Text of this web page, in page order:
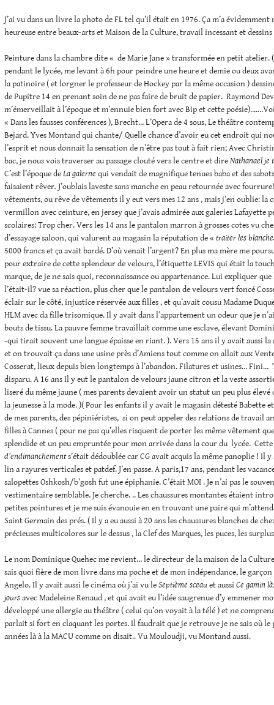
J’ai vu dans un livre la photo de FL tel qu’il était en 1976. Ça m’a évidemment
heureuse entre beaux-arts et Maison de la Culture, travail incessant et
Peinture dans la chambre dite « de Marie Jane » transformée en petit atelier.
pendant le lycée, me levant à 6h pour peindre une heure et demie ou deux
la patinoire ( et lorgner le professeur de Hockey par la même occasion )
de Pupitre 14 en prenant soin de ne pas faire de bruit de papier. Raymond
m’émerveillait à l’époque et m’ennuie bien fort avec Bip et cette
« Dans les fausses conférences ), Brecht… L’Opera de 4 sous, Le théâtre
Bejard. Yves Montand qui chante/ Quelle chance d’avoir eu cet endroit qui
l’esprit et nous donnait la sensation de n’être pas tout à fait rien; Avec
bac, je nous vois traverser au passage clouté vers le centre et direNathanael je
C’est l’époque deLa galerne qui vendait de magnifique tenues baba et des
faisaient rêver. J’oublais laveste sans manche en peau retournée avec
vêtements, ou rêve de vêtements il y eut vers mes 12 ans , mais j’en oublie: la
vermillon avec ceinture, en jersey que j’avais admirée aux galeries Lafayette
scolaires: Trop cher. Vers les 14 ans le pantalon marron à grosses cotes vu
d’essayage saloon, qui valurent au magasin la réputation de « traiter les
5000 francs et ça avait bardé. D’où venait l’argent? En plus ma mère me
pour extraire de cette splendeur de velours, l’étiquette LEVIS qui était la
marque, de je ne sais quoi, reconnaissance ou appartenance. Lui expliquer
l’était-il? vue sa réaction, plus cher que le pantalon de velours vert foncé
éclair sur le côté, injustice réservée aux filles , et qu’avait cousu Madame
HLM avec da fille trisomique. Il y avait dans l’appartement un odeur que je
bouts de tissu. La pauvre femme travaillait comme une esclave, élevant
-qui tirait souvent une langue épaisse en riant. ). Vers 15 ans il y avait aussi la
et on trouvait ça dans une usine près d’Amiens tout comme on allait aux
Cosserat, lieux depuis bien longtemps à l’abandon. Filatures et usines… Fini…
disparu. A 16 ans Il y eut le pantalon de velours jaune citron et la veste
liseré du même jaune ( mes parents devaient avoir un statut un peu plus élevé
la jeunesse à la mode. )( Pour les enfants il y avait le magasin détesté Babette
de mes parents, des pépiniéristes, si on peut appeler des relations de travail
filles à Cannes ( pour ne pas qu’elles risquent de porter les même vêtement
splendide et un peu empruntée pour mon arrivée dans la cour du lycée.
d’endimanchements’était dédoublée car CG avait acquis la même panoplie ! Il
lin a rayures verticales et patdef. J’en passe. A paris,17 ans, pendant les
salopettes Oshkosh/b’gosh fut une épiphanie. C’était MOI . Je n’ai pas le
vestimentaire semblable. Je cherche. .. Les chaussures montantes étaient
petites pointures et je me suis évanouie en en trouvant une paire qui
Saint Germain des prés. ( Il y a eu aussi à 20 ans les chaussures blanches de
précieuses multicolores sur le dessus , la Clef des Marques, les puces, les
Le nom Dominique Quehec me revient… le directeur de la maison de la
sais quoi fière de mon livre dans ma poche et de mon indépendance, le garçon
Angelo. Il y avait aussi le cinéma où j’ai vu leSeptième sceauet aussiCe gamin là
joursavec Madeleine Renaud , et qui avait eu l’idée saugrenue d’y emmener
développé une allergie au théâtre ( celui qu’on voyait à la télé ) et ne
parlait si fort en claquant les portes. Il faudrait que je retrouve je ne sais où le
années là à la MACU comme on disait.. Vu Mouloudji, vu Montand aussi.